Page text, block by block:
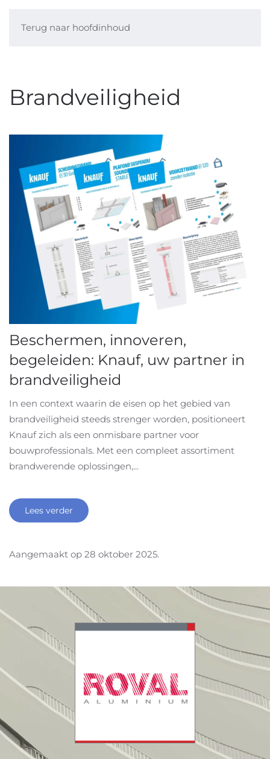
Terug naar hoofdinhoud
Brandveiligheid
Beschermen, innoveren,
begeleiden: Knauf, uw partner in
brandveiligheid
In een context waarin de eisen op het gebied van
brandveiligheid steeds strenger worden, positioneert
Knauf zich als een onmisbare partner voor
bouwprofessionals. Met een compleet assortiment
brandwerende oplossingen,...
Lees verder
Aangemaakt op 28 oktober 2025.